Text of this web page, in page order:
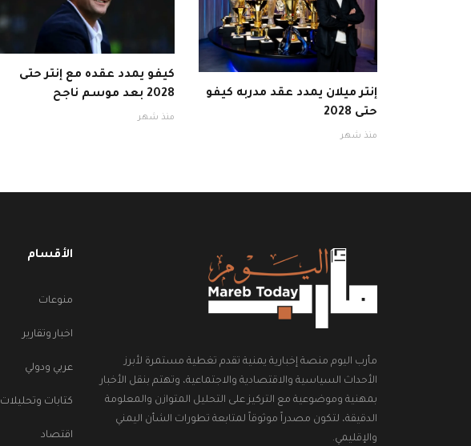
إنتر ميلان يمدد عقد مدربه كيفو
حتى 2028
منذ شهر
كيفو يمدد عقده مع إنتر حتى
2028 بعد موسم ناجح
منذ شهر
مأرب اليوم منصة إخبارية يمنية تقدم تغطية مستمرة لأبرز
الأحداث السياسية والاقتصادية والاجتماعية، وتهتم بنقل الأخبار
بمهنية وموضوعية مع التركيز على التحليل المتوازن والمعلومة
الدقيقة، لتكون مصدراً موثوقاً لمتابعة تطورات الشأن اليمني
والإقليمي.
الأقسام
منوعات
اخبار وتقارير
عربي ودولي
كتابات وتحليلات
اقتصاد